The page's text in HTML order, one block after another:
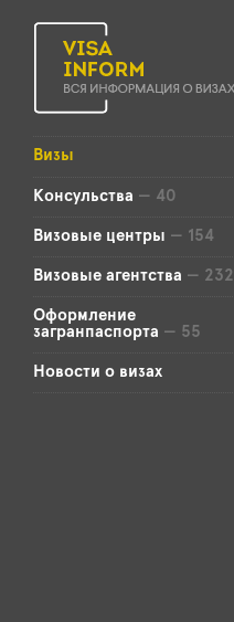
Визы
Консульства — 40
Визовые центры — 154
Визовые агентства — 232
Оформление
загранпаспорта — 55
Новости о визах